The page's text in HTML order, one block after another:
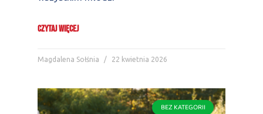
CZYTAJ WIĘCEJ
Magdalena Sołśnia 22 kwietnia 2026
BEZ KATEGORII